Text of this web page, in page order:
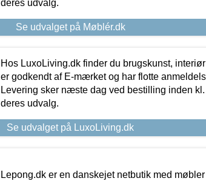
deres udvalg.
Se udvalget på Møblér.dk
Hos LuxoLiving.dk finder du brugskunst,
er godkendt af E-mærket og har flotte
Levering sker næste dag ved bestilling inden
deres udvalg.
Se udvalget på LuxoLiving.dk
Lepong.dk er en danskejet netbutik med